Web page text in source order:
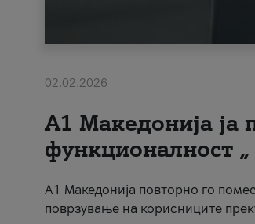
02.02.2026
А1 Македонија ја
функционалност
А1 Македонија повторно го
поврзување на корисниците